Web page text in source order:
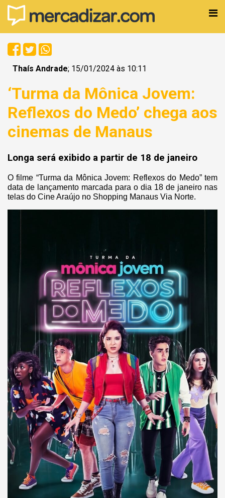
Thaís Andrade; 15/01/2024 às 10:11
‘Turma da Mônica Jovem:
Reflexos do Medo’ chega aos
cinemas de Manaus
Longa será exibido a partir de 18 de janeiro
O filme “Turma da Mônica Jovem: Reflexos do Medo” tem
data de lançamento marcada para o dia 18 de janeiro nas
telas do Cine Araújo no Shopping Manaus Via Norte.